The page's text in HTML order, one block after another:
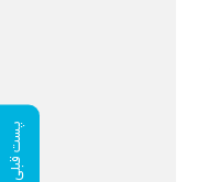
پست قبلی